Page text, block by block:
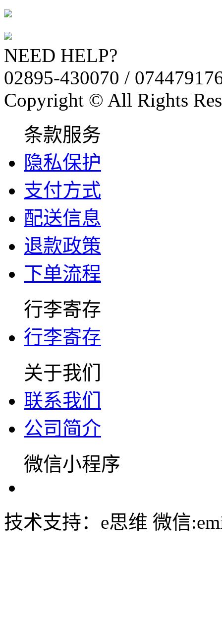
NEED HELP?
02895-430070 /
Copyright © All Rights
条款服务
隐私保护
支付方式
配送信息
退款政策
下单流程
行李寄存
行李寄存
关于我们
联系我们
公司简介
微信小程序
技术支持：e思维 微信